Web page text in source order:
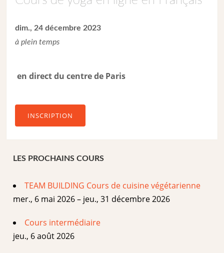
dim., 24 décembre 2023
à plein temps
en direct du centre de Paris
INSCRIPTION
LES PROCHAINS COURS
TEAM BUILDING Cours de cuisine végétarienne
mer., 6 mai 2026 – jeu., 31 décembre 2026
Cours intermédiaire
jeu., 6 août 2026